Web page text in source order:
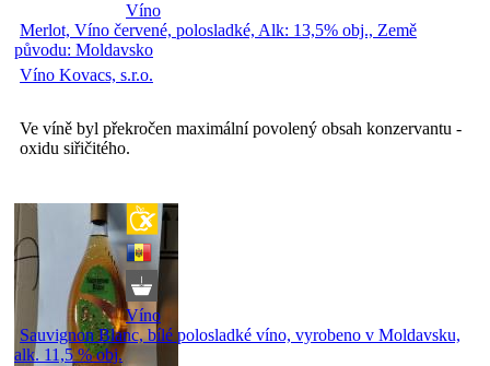
Víno
Merlot, Víno červené, polosladké, Alk: 13,5% obj., Země
původu: Moldavsko
Víno Kovacs, s.r.o.
Ve víně byl překročen maximální povolený obsah konzervantu -
oxidu siřičitého.
Víno
Sauvignon Blanc, bílé polosladké víno, vyrobeno v Moldavsku,
alk. 11,5 % obj.